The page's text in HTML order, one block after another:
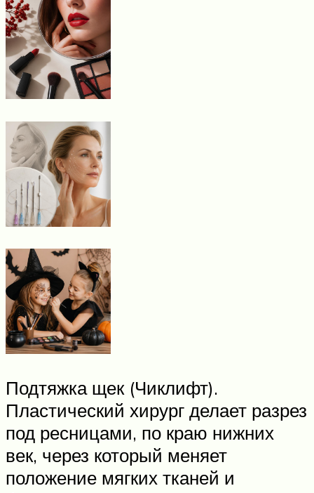
Подтяжка щек (Чиклифт).
Пластический хирург делает разрез
под ресницами, по краю нижних
век, через который меняет
положение мягких тканей и